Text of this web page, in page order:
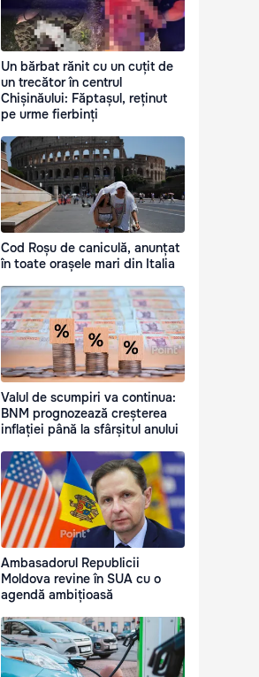
Un bărbat rănit cu un cuțit de
un trecător în centrul
Chișinăului: Făptașul, reținut
pe urme fierbinți
Cod Roșu de caniculă, anunțat
în toate orașele mari din Italia
Valul de scumpiri va continua:
BNM prognozează creșterea
inflației până la sfârșitul anului
Ambasadorul Republicii
Moldova revine în SUA cu o
agendă ambițioasă